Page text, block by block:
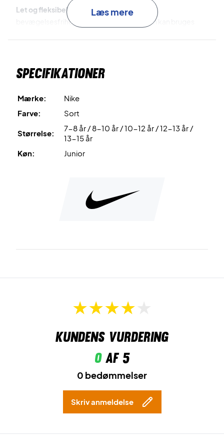
Let og fleksibelt materialeGiver naturlig
bevægelsesfrihed og komfort, så T-shirten kan bruges
plastflasker for at reducere miljøpåvirkningen uden at gå
shirt Black
Farve:
Black.
Læs mere
Specifikationer
Mærke:
Nike
Farve:
Sort
Størrelse:
7-8 år / 8-10 år / 10-12 år / 12-13 år /
13-15 år
Køn:
Junior
Kundens vurdering
0af 5
0 bedømmelser
Skriv anmeldelse